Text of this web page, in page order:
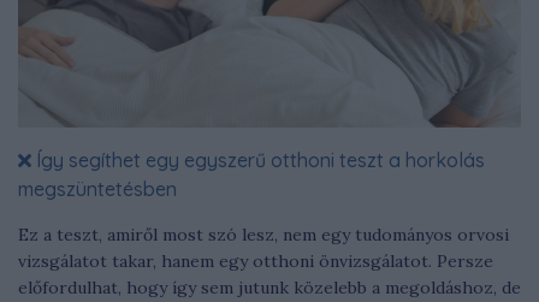
Így segíthet egy egyszerű otthoni teszt a horkolás
megszüntetésben
Ez a teszt, amiről most szó lesz, nem egy tudományos orvosi
vizsgálatot takar, hanem egy otthoni önvizsgálatot. Persze
előfordulhat, hogy így sem jutunk közelebb a megoldáshoz, de